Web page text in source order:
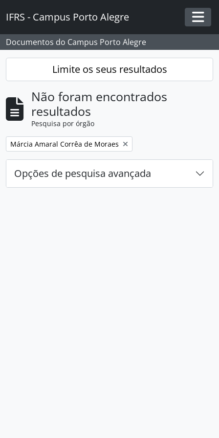
IFRS - Campus Porto Alegre
Documentos do Campus Porto Alegre
Limite os seus resultados
Não foram encontrados
resultados
Pesquisa por órgão
Remover filtro:
Márcia Amaral Corrêa de Moraes
Opções de pesquisa avançada